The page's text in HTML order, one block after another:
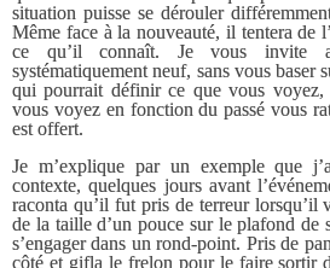
situation puisse se dérouler
Même face à la nouveauté, il tentera de
ce qu’il connaît. Je vous
systématiquement neuf, sans vous baser
qui pourrait définir ce que vous voyez,
vous voyez en fonction du passé vous
est offert.
Je m’explique par un exemple que
contexte, quelques jours avant
raconta qu’il fut pris de terreur lorsqu’il
de la taille d’un pouce sur le plafond de
s’engager dans un rond-point. Pris de
côté et gifla le frelon pour le faire sortir